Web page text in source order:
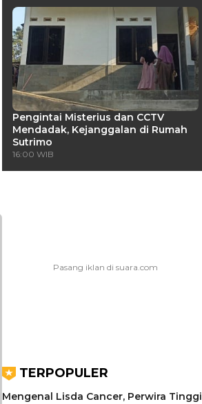
Pengintai Misterius dan CCTV
Mendadak, Kejanggalan di Rumah
Sutrimo
16:00 WIB
TERPOPULER
Mengenal Lisda Cancer, Perwira Tinggi